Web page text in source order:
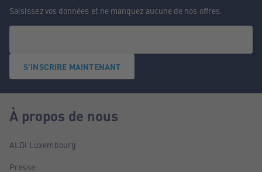
Saisissez vos données et ne manquez aucune de nos offres.
S'INSCRIRE MAINTENANT
À propos de nous
ALDI Luxembourg
Presse